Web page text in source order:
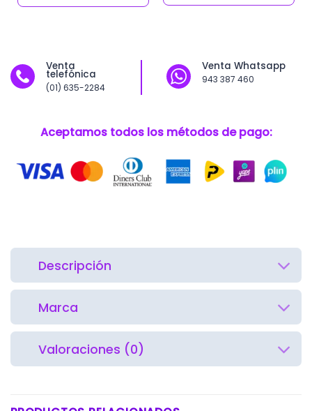
Venta
telefónica
(01) 635-2284
Venta Whatsapp
943 387 460
Aceptamos todos los métodos de pago:
Descripción
Marca
Valoraciones (0)